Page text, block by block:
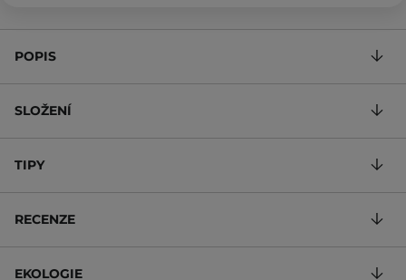
POPIS
SLOŽENÍ
TIPY
RECENZE
EKOLOGIE